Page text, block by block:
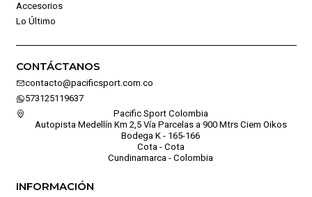
Accesorios
Lo Último
CONTÁCTANOS
contacto@pacificsport.com.co
573125119637
Pacific Sport Colombia
Autopista Medellín Km 2,5 Vía Parcelas a 900 Mtrs Ciem Oikos
Bodega K - 165-166
Cota - Cota
Cundinamarca - Colombia
INFORMACIÓN